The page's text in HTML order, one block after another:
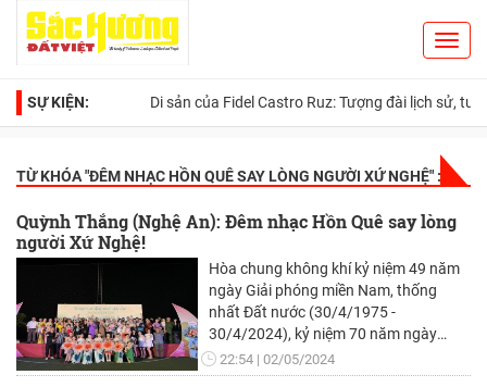
SỰ KIỆN: Di sản của Fidel Castro Ruz: Tượng đài lịch sử, tư tưởng
TỪ KHÓA "ĐÊM NHẠC HỒN QUÊ SAY LÒNG NGƯỜI XỨ NGHỆ" :
Quỳnh Thắng (Nghệ An): Đêm nhạc Hồn Quê say lòng
người Xứ Nghệ!
Hòa chung không khí kỷ niệm 49 năm
ngày Giải phóng miền Nam, thống
nhất Đất nước (30/4/1975 -
30/4/2024), kỷ niệm 70 năm ngày
chiến thắng Điện Biên Phủ (7/5/1954 -
7/5/2024), tối ngày 30/4, dòng họ
22:54 02/05/2024